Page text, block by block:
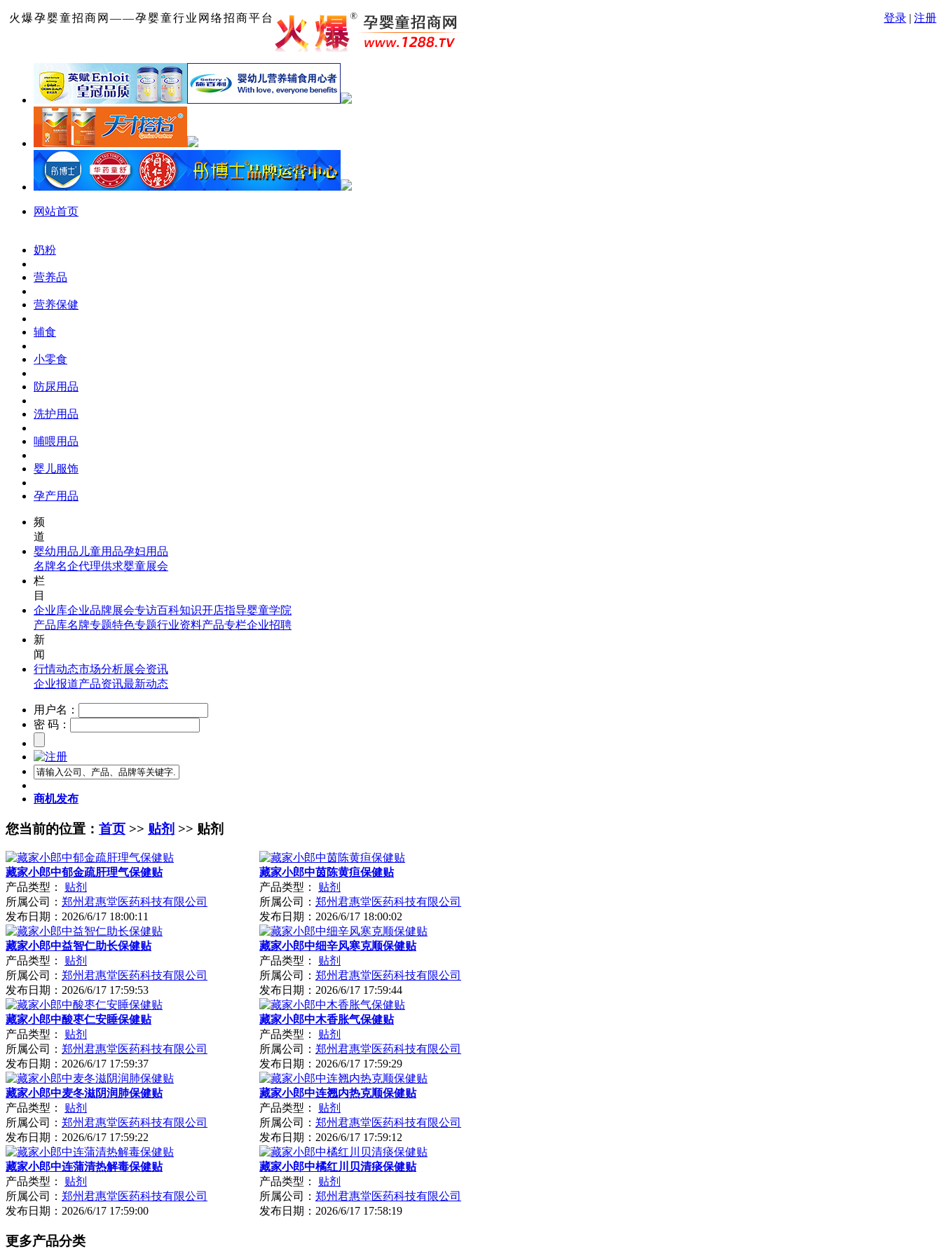
火爆孕婴童招商网——孕婴童行业网络招商平台 登录 | 注册
网站首页
奶粉
营养品
营养保健
辅食
小零食
防尿用品
洗护用品
哺喂用品
婴儿服饰
孕产用品
频
道
婴幼用品 儿童用品孕妇用品
名牌名企代理供求婴童展会
栏
目
企业库企业品牌展会专访百科知识开店指导婴童学院
产品库名牌专题特色专题行业资料产品专栏企业招聘
新
闻
行情动态市场分析展会资讯
企业报道产品资讯最新动态
用户名：
密 码：
商机发布
您当前的位置： 首页 >> 贴剂 >> 贴剂
藏家小郎中郁金疏肝理气保健贴
产品类型：
贴剂
所属公司： 郑州君惠堂医药科技有限公司
发布日期： 2026/6/17 18:00:11
藏家小郎中茵陈黄疸保健贴
产品类型：
贴剂
所属公司： 郑州君惠堂医药科技有限公司
发布日期： 2026/6/17 18:00:02
藏家小郎中益智仁助长保健贴
产品类型：
贴剂
所属公司： 郑州君惠堂医药科技有限公司
发布日期： 2026/6/17 17:59:53
藏家小郎中细辛风寒克顺保健贴
产品类型：
贴剂
所属公司： 郑州君惠堂医药科技有限公司
发布日期： 2026/6/17 17:59:44
藏家小郎中酸枣仁安睡保健贴
产品类型：
贴剂
所属公司： 郑州君惠堂医药科技有限公司
发布日期： 2026/6/17 17:59:37
藏家小郎中木香胀气保健贴
产品类型：
贴剂
所属公司： 郑州君惠堂医药科技有限公司
发布日期： 2026/6/17 17:59:29
藏家小郎中麦冬滋阴润肺保健贴
产品类型：
贴剂
所属公司： 郑州君惠堂医药科技有限公司
发布日期： 2026/6/17 17:59:22
藏家小郎中连翘内热克顺保健贴
产品类型：
贴剂
所属公司： 郑州君惠堂医药科技有限公司
发布日期： 2026/6/17 17:59:12
藏家小郎中连蒲清热解毒保健贴
产品类型：
贴剂
所属公司： 郑州君惠堂医药科技有限公司
发布日期： 2026/6/17 17:59:00
藏家小郎中橘红川贝清痰保健贴
产品类型：
贴剂
所属公司： 郑州君惠堂医药科技有限公司
发布日期： 2026/6/17 17:58:19
更多产品分类